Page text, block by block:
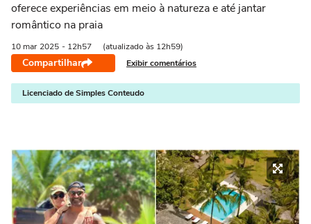
oferece experiências em meio à natureza e até jantar
romântico na praia
10 mar 2025 - 12h57 (atualizado às 12h59)
Compartilhar Exibir comentários
Licenciado de Simples Conteudo